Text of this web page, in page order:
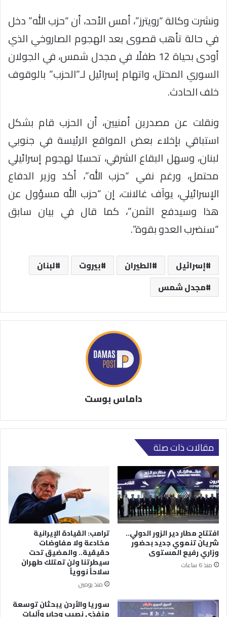
ونشرت وكالة “رويترز”، أمس الأحد، أن “حزب الله” دخل
في حالة تأهب قصوى بعد الهجوم الصاروخي الذي
أودى بحياة 12 طفلًا في مجدل شمس، في الجولان
السوري المحتل، واتهام إسرائيل لـ”الحزب” بالوقوف
خلف الحادث.
ونقلت عن مصدرين أمنيين، أن الحزب قام بشكل
استباقي بإخلاء بعض المواقع الرئيسة في جنوبي
لبنان، وسهل البقاع الشرقي، تحسبًا لهجوم إسرائيلي
محتمل، ورغم نفي “حزب الله”، أكد وزير الدفاع
الإسرائيلي، يوآف غالانت، إن “حزب الله مسؤول عن
هذا وسيدفع الثمن”، كما قال في بيان سابق
“سنضرب العدو بقوة”.
إسرائيل الطيران بيروت
لبنان
مجدل شمس
داماس بوست
مقالات ذات صلة
افتتاح مطار دير الزور الدولي..
شريان تنموي جديد بحضور
وزاري رفيع المستوى
منذ 6 ساعات
ترامب: القيادة الإيرانية
مخادعة ولا مفاوضات
حقيقية.. والمضيق تحت
سيطرتنا ولن تمتلك طهران
سلاحاً نووياً
منذ يومين
سوريا والأردن يبحثان توسعة
منفذي نصيب وجابر وآليات